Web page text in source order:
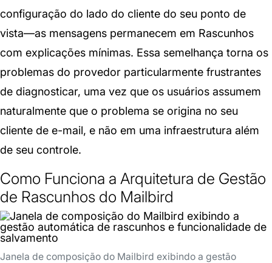
configuração do lado do cliente do seu ponto de
vista—as mensagens permanecem em Rascunhos
com explicações mínimas. Essa semelhança torna os
problemas do provedor particularmente frustrantes
de diagnosticar, uma vez que os usuários assumem
naturalmente que o problema se origina no seu
cliente de e-mail, e não em uma infraestrutura além
de seu controle.
Como Funciona a Arquitetura de Gestão
de Rascunhos do Mailbird
Janela de composição do Mailbird exibindo a gestão